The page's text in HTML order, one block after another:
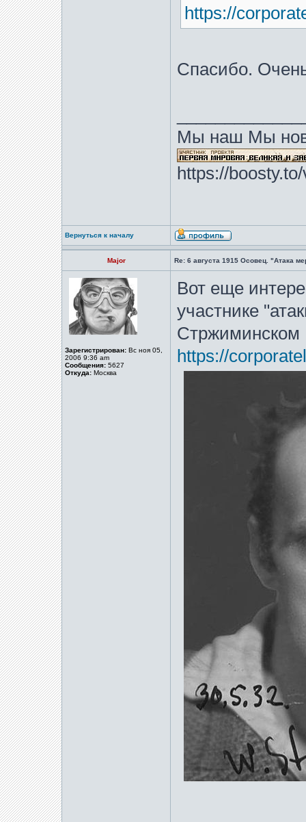
https://
Спасибо.
Мы наш Мы
https://
Вернуться к началу
Major Re: 6 августа 1915 Осовец. "Атака
Зарегистрирован: Вс ноя 05,
2006 9:36 am
Сообщения: 5627
Откуда: Москва
Вот еще
участнике
Стржиминском
https://